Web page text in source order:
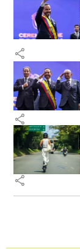
share
share
share